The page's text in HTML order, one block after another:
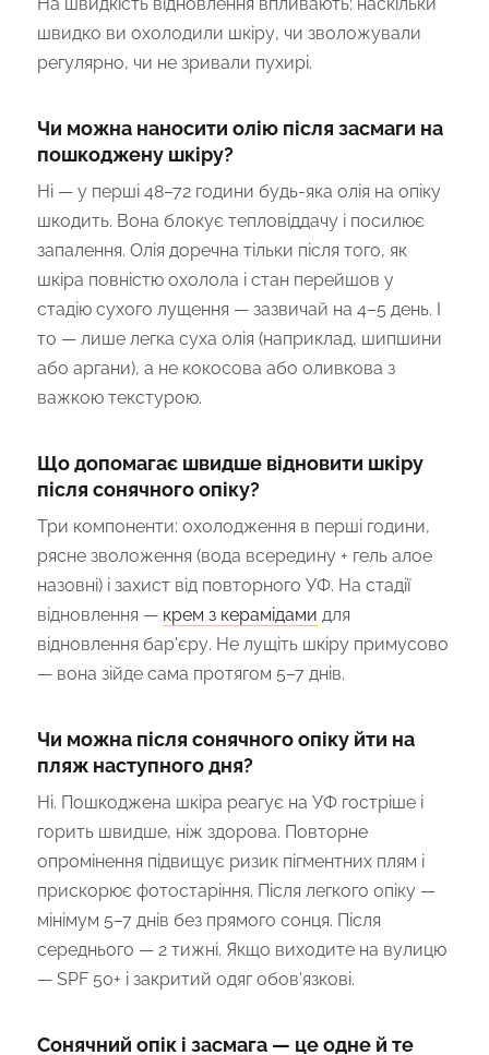
швидко ви охолодили шкіру, чи зволожували
регулярно, чи не зривали пухирі.
Чи можна наносити олію після засмаги на
пошкоджену шкіру?
Ні — у перші 48–72 години будь-яка олія на опіку
шкодить. Вона блокує тепловіддачу і посилює
запалення. Олія доречна тільки після того, як
шкіра повністю охолола і стан перейшов у
стадію сухого лущення — зазвичай на 4–5 день. І
то — лише легка суха олія (наприклад, шипшини
або аргани), а не кокосова або оливкова з
важкою текстурою.
Що допомагає швидше відновити шкіру
після сонячного опіку?
Три компоненти: охолодження в перші години,
рясне зволоження (вода всередину + гель алое
назовні) і захист від повторного УФ. На стадії
відновлення — крем з керамідами для
відновлення бар'єру. Не лущіть шкіру примусово
— вона зійде сама протягом 5–7 днів.
Чи можна після сонячного опіку йти на
пляж наступного дня?
Ні. Пошкоджена шкіра реагує на УФ гостріше і
горить швидше, ніж здорова. Повторне
опромінення підвищує ризик пігментних плям і
прискорює фотостаріння. Після легкого опіку —
мінімум 5–7 днів без прямого сонця. Після
середнього — 2 тижні. Якщо виходите на вулицю
— SPF 50+ і закритий одяг обов'язкові.
Сонячний опік і засмага — це одне й те